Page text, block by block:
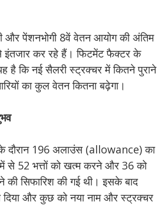
और पेंशनभोगी 8वें वेतन आयोग की अंतिम
इंतजार कर रहे हैं। फिटमेंट फैक्टर के
है कि नई सैलरी स्ट्रक्चर में कितने पुराने
का कुल वेतन कितना बढ़ेगा।
दौरान 196 अलाउंस (allowance) का
से 52 भत्तों को खत्म करने और 36 को
की सिफारिश की गई थी। इसके बाद
और कुछ को नया नाम और स्ट्रक्चर